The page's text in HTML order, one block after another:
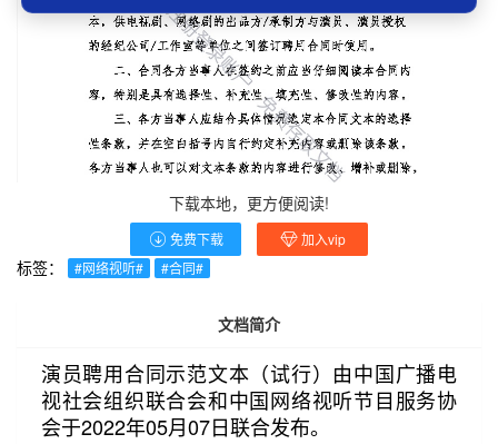
下载本地，更方便阅读!
免费下载 加入vip
标签： #网络视听# #合同#
文档简介
演员聘用合同示范文本（试行）由中国广播电
视社会组织联合会和中国网络视听节目服务协
会于2022年05月07日联合发布。